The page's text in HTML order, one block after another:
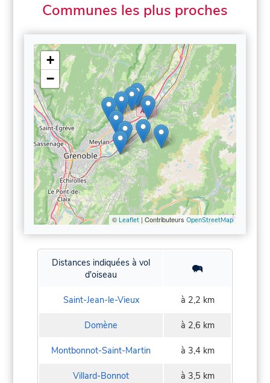
Communes les plus proches
+
−
© Leaflet| Contributeurs OpenStreetMap
Distances indiquées à vol
d'oiseau
Saint-Jean-le-Vieux à 2,2 km
Domène à 2,6 km
Montbonnot-Saint-Martin à 3,4 km
Villard-Bonnot à 3,5 km